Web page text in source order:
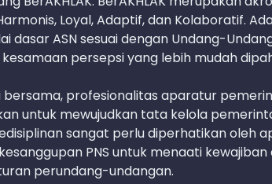
Loyal, Adaptif, dan Kolaboratif.
dasar ASN sesuai dengan Undang-
persepsi yang lebih mudah
bersama, profesionalitas aparatur
untuk mewujudkan tata kelola
sangat perlu diperhatikan oleh
PNS untuk menaati
perundang-undangan.